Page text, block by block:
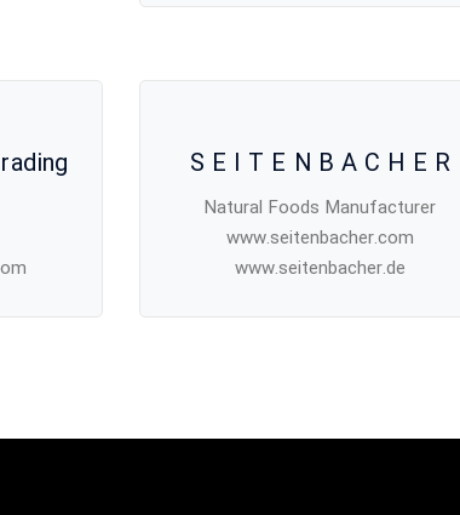
S E I T E N B A C H E R
Natural Foods Manufacturer
www.seitenbacher.com
www.seitenbacher.de